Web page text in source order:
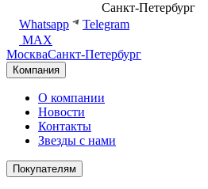
Санкт-Петербург
Whatsapp
Telegram
MAX
МоскваСанкт-Петербург
Компания
О компании
Новости
Контакты
Звезды с нами
Покупателям